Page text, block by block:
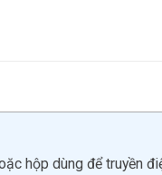
hộp dùng để truyền